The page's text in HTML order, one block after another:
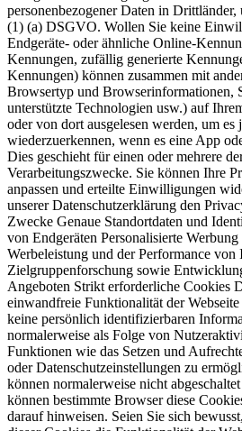
personenbezogener Daten in
(1) (a) DSGVO. Wollen Sie keine
Endgeräte- oder ähnliche Online-
Kennungen, zufällig generierte
Kennungen) können zusammen mit
Browsertyp und Browserinformationen,
unterstützte Technologien usw.) auf
oder von dort ausgelesen werden, um es
wiederzuerkennen, wenn es eine App
Dies geschieht für einen oder mehrere
Verarbeitungszwecke. Sie können Ihre
anpassen und erteilte Einwilligungen
unserer Datenschutzerklärung den
Zwecke Genaue Standortdaten und
von Endgeräten Personalisierte
Werbeleistung und der Performance von
Zielgruppenforschung sowie
Angeboten Strikt erforderliche Cookies
einwandfreie Funktionalität der
keine persönlich identifizierbaren
normalerweise als Folge von
Funktionen wie das Setzen und
oder Datenschutzeinstellungen zu
können normalerweise nicht
können bestimmte Browser diese
darauf hinweisen. Seien Sie sich